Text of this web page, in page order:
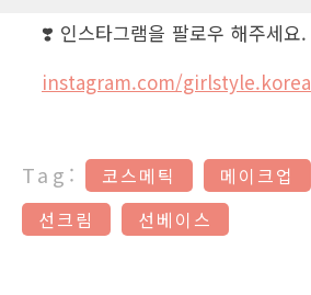
❣️ 인스타그램을 팔로우 해주세요.
instagram.com/girlstyle.korea
Tag: 코스메틱 메이크업
선크림
선베이스